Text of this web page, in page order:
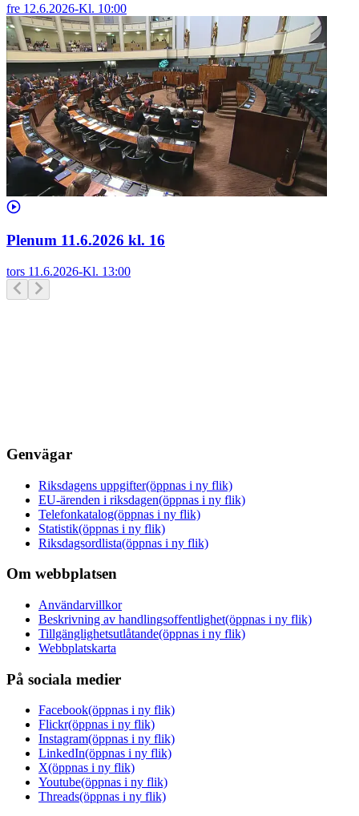
fre 12.6.2026-Kl. 10:00
Plenum 11.6.2026 kl. 16
tors 11.6.2026-Kl. 13:00
Genvägar
Riksdagens uppgifter(öppnas i ny flik)
EU-ärenden i riksdagen(öppnas i ny flik)
Telefonkatalog(öppnas i ny flik)
Statistik(öppnas i ny flik)
Riksdagsordlista(öppnas i ny flik)
Om webbplatsen
Användarvillkor
Beskrivning av handlingsoffentlighet(öppnas i ny flik)
Tillgänglighetsutlåtande(öppnas i ny flik)
Webbplatskarta
På sociala medier
Facebook(öppnas i ny flik)
Flickr(öppnas i ny flik)
Instagram(öppnas i ny flik)
LinkedIn(öppnas i ny flik)
X(öppnas i ny flik)
Youtube(öppnas i ny flik)
Threads(öppnas i ny flik)